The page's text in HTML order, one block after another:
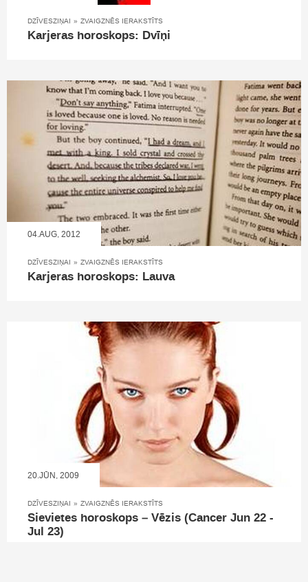
DZĪVESZIŅAI » ZVAIGZNĒS IERAKSTĪTS
Karjeras horoskops: Dvīņi
04.AUG, 2012
DZĪVESZIŅAI » ZVAIGZNĒS IERAKSTĪTS
Karjeras horoskops: Lauva
20.JŪN, 2009
DZĪVESZIŅAI » ZVAIGZNĒS IERAKSTĪTS
Sievietes horoskops – Vēzis (Cancer Jun 22 -
Jul 23)